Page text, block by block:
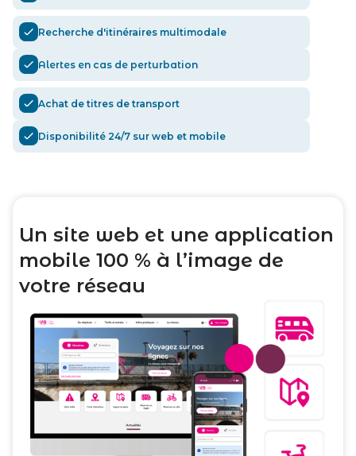
Recherche d'itinéraires multimodale
Alertes en cas de perturbation
Achat de titres de transport
Disponibilité 24/7 sur web et mobile
Un site web et une application
mobile 100 % à l’image de
votre réseau​